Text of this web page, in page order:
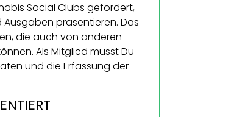
Social Clubs gefordert,
präsentieren. Das
die auch von anderen
Als Mitglied musst Du
und die Erfassung der